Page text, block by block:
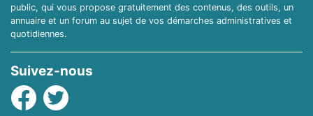
public, qui vous propose gratuitement des contenus, des outils, un
annuaire et un forum au sujet de vos démarches administratives et
quotidiennes.
Suivez-nous
Facebook
Twitter